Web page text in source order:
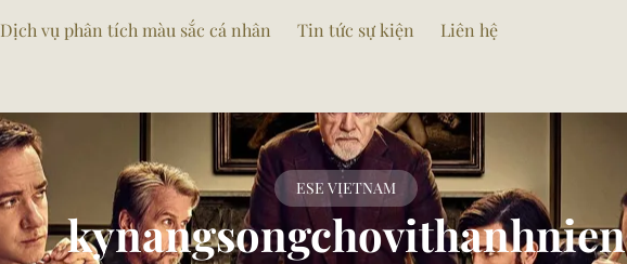
Dịch vụ phân tích màu sắc cá nhân Tin tức sự kiện
Liên hệ
ESE VIETNAM
kynangsongchovithanhnien